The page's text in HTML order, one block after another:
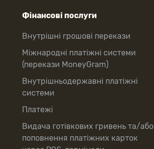
Фінансові послуги
Внутрішні грошові перекази
Міжнародні платіжні системи
(перекази MoneyGram)
Внутрішньодержавні платіжні
системи
Платежі
Видача готівкових гривень та/або
поповнення платіжних карток